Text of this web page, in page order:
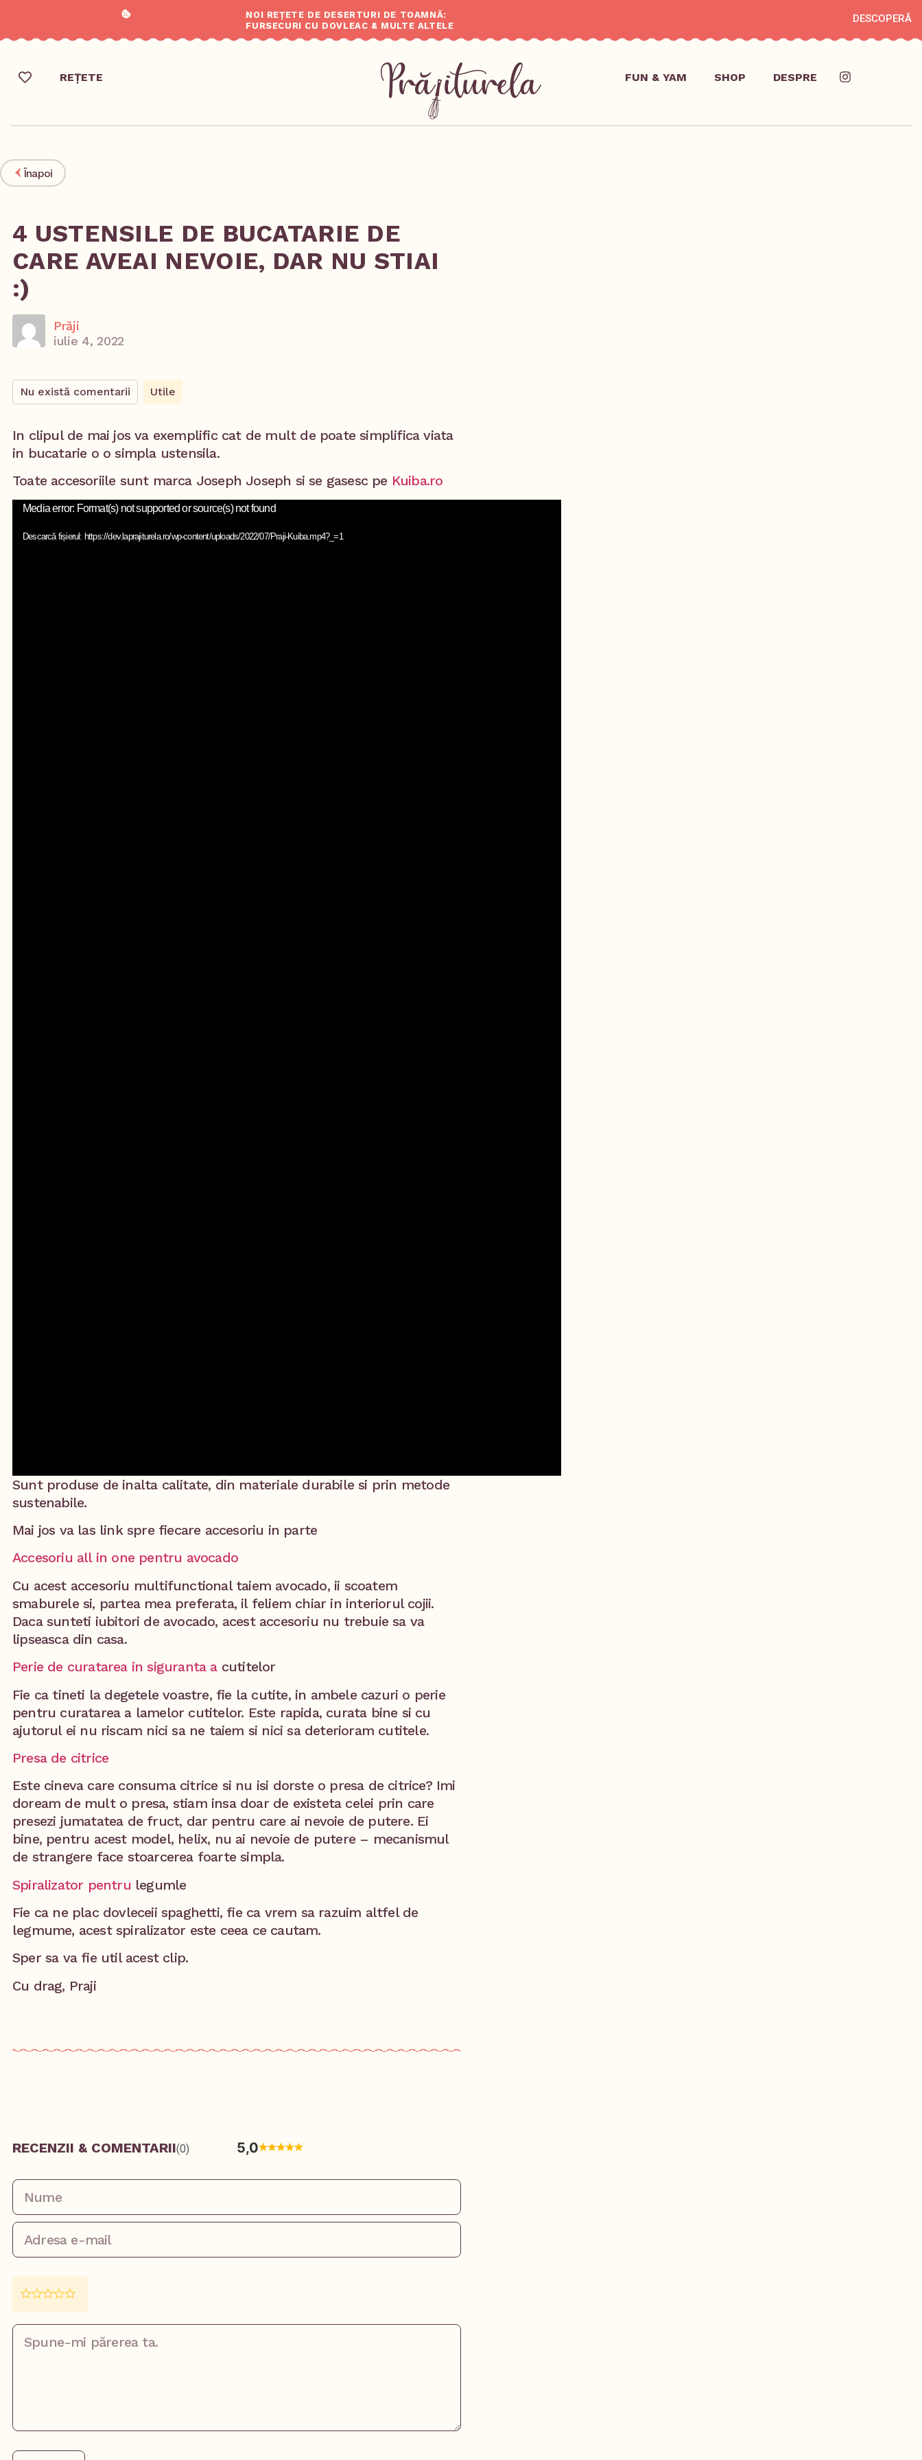
NOI REȚETE DE DESERTURI DE TOAMNĂ:
FURSECURI CU DOVLEAC & MULTE ALTELE
DESCOPERĂ
REȚETE FUN & YAM SHOP DESPRE
Înapoi
4 USTENSILE DE BUCATARIE DE
CARE AVEAI NEVOIE, DAR NU STIAI
:)
Prăji
iulie 4, 2022
Nu există comentarii Utile
In clipul de mai jos va exemplific cat de mult de poate simplifica viata
in bucatarie o o simpla ustensila.
Toate accesoriile sunt marca Joseph Joseph si se gasesc pe Kuiba.ro
Player
Media error: Format(s) not supported or source(s) not found
Descarcă fișierul: https://dev.laprajiturela.ro/wp-content/uploads/2022/07/Praji-Kuiba.mp4?_=1
Sunt produse de inalta calitate, din materiale durabile si prin metode
sustenabile.
Mai jos va las link spre fiecare accesoriu in parte
Accesoriu all in one pentru avocado
Cu acest accesoriu multifunctional taiem avocado, ii scoatem
smaburele si, partea mea preferata, il feliem chiar in interiorul cojii.
Daca sunteti iubitori de avocado, acest accesoriu nu trebuie sa va
lipseasca din casa.
Perie de curatarea in siguranta a cutitelor
Fie ca tineti la degetele voastre, fie la cutite, in ambele cazuri o perie
pentru curatarea a lamelor cutitelor. Este rapida, curata bine si cu
ajutorul ei nu riscam nici sa ne taiem si nici sa deterioram cutitele.
Presa de citrice
Este cineva care consuma citrice si nu isi dorste o presa de citrice? Imi
doream de mult o presa, stiam insa doar de existeta celei prin care
presezi jumatatea de fruct, dar pentru care ai nevoie de putere. Ei
bine, pentru acest model, helix, nu ai nevoie de putere – mecanismul
de strangere face stoarcerea foarte simpla.
Spiralizator pentru legumle
Fie ca ne plac dovleceii spaghetti, fie ca vrem sa razuim altfel de
legmume, acest spiralizator este ceea ce cautam.
Sper sa va fie util acest clip.
Cu drag, Praji
RECENZII & COMENTARII(0) 5,0